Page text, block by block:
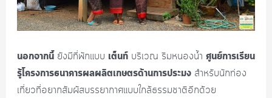
นอกจากนี้ยังมีที่พักแบบ เต็นท์บริเวณ ริมหนองน้ำ ศูนย์การเรียน
รู้โครงการธนาคารผลผลิตเกษตรด้านการประมงสำหรับนักท่อง
เที่ยวที่อยากสัมผัสบรรยากาศแบบใกล้ธรรมชาติอีกด้วย